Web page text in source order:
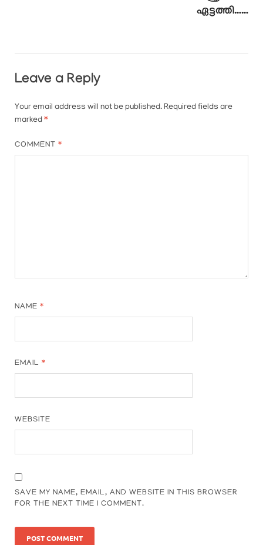
ഏട്ടത്തി……
Leave a Reply
Your email address will not be published. Required fields are
marked *
COMMENT*
NAME*
EMAIL*
WEBSITE
SAVE MY NAME, EMAIL, AND WEBSITE IN THIS BROWSER
FOR THE NEXT TIME I COMMENT.